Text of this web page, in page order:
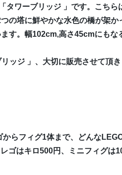
ワーブリッジ 」です。こち
の塔に鮮やかな水色の橋が架か
す。幅102cm,高さ45cmにもな
ッジ 」、大切に販売させて頂き
らフィグ1体まで、どんな
ゴはキロ500円、ミニフィグは